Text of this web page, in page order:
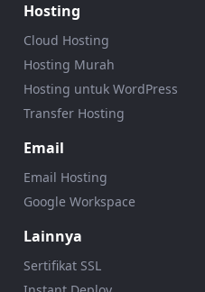
Hosting
Cloud Hosting
Hosting Murah
Hosting untuk WordPress
Transfer Hosting
Email
Email Hosting
Google Workspace
Lainnya
Sertifikat SSL